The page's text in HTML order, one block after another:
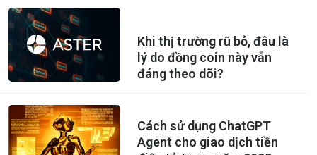
Khi thị trường rũ bỏ, đâu là
lý do đồng coin này vẫn
đáng theo dõi?
Cách sử dụng ChatGPT
Agent cho giao dịch tiền